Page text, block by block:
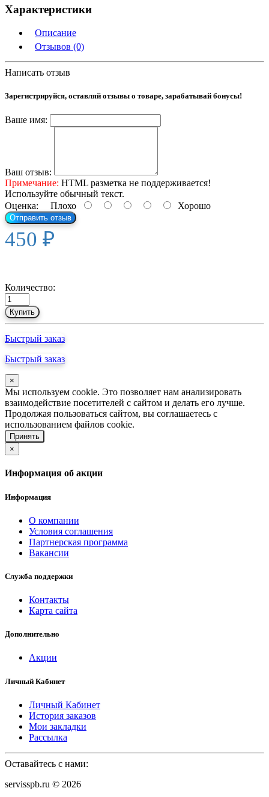
Характеристики
Описание
Отзывов (0)
Написать отзыв
Зарегистрируйся, оставляй отзывы о товаре, зарабатывай бонусы!
Ваше имя:
Ваш отзыв:
Примечание: HTML разметка не поддерживается!
Используйте обычный текст.
Оценка: Плохо Хорошо
Отправить отзыв
450 ₽
Количество:
Купить
Быстрый заказ
Быстрый заказ
×
Мы используем cookie. Это позволяет нам анализировать
взаимодействие посетителей с сайтом и делать его лучше.
Продолжая пользоваться сайтом, вы соглашаетесь с
использованием файлов cookie.
Принять
×
Информация об акции
Информация
О компании
Условия соглашения
Партнерская программа
Вакансии
Служба поддержки
Контакты
Карта сайта
Дополнительно
Акции
Личный Кабинет
Личный Кабинет
История заказов
Мои закладки
Рассылка
Оставайтесь с нами:
servisspb.ru © 2026